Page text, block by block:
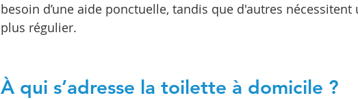
besoin d’une aide ponctuelle, tandis que d'autres
plus régulier.
À qui s’adresse la toilette à domicile ?